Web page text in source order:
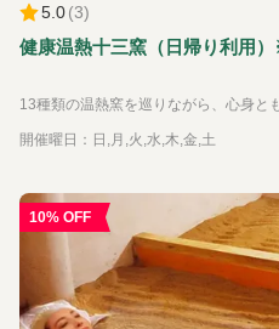
5.0(3)
健康温熱十三窯（日帰り利用
開催曜日：日,月,火,水,木,金,土
10% OFF